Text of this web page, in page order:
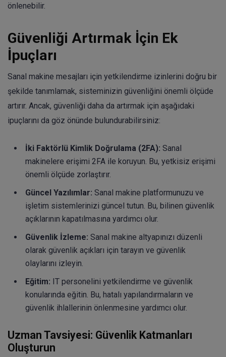
önlenebilir.
Güvenliği Artırmak İçin Ek
İpuçları
Sanal makine mesajları için yetkilendirme izinlerini doğru bir
şekilde tanımlamak, sisteminizin güvenliğini önemli ölçüde
artırır. Ancak, güvenliği daha da artırmak için aşağıdaki
ipuçlarını da göz önünde bulundurabilirsiniz:
İki Faktörlü Kimlik Doğrulama (2FA): Sanal
makinelere erişimi 2FA ile koruyun. Bu, yetkisiz erişimi
önemli ölçüde zorlaştırır.
Güncel Yazılımlar: Sanal makine platformunuzu ve
işletim sistemlerinizi güncel tutun. Bu, bilinen güvenlik
açıklarının kapatılmasına yardımcı olur.
Güvenlik İzleme: Sanal makine altyapınızı düzenli
olarak güvenlik açıkları için tarayın ve güvenlik
olaylarını izleyin.
Eğitim: IT personelini yetkilendirme ve güvenlik
konularında eğitin. Bu, hatalı yapılandırmaların ve
güvenlik ihlallerinin önlenmesine yardımcı olur.
Uzman Tavsiyesi: Güvenlik Katmanları
Oluşturun